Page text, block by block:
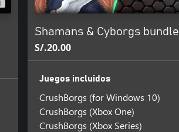
Shamans & Cyborgs bundle
S/.20.00
Juegos incluidos
CrushBorgs (for Windows 10)
CrushBorgs (Xbox One)
CrushBorgs (Xbox Series)